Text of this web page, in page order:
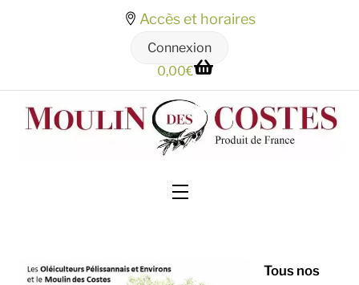
Accès et horaires
Connexion
0,00€
Menu
Tous nos